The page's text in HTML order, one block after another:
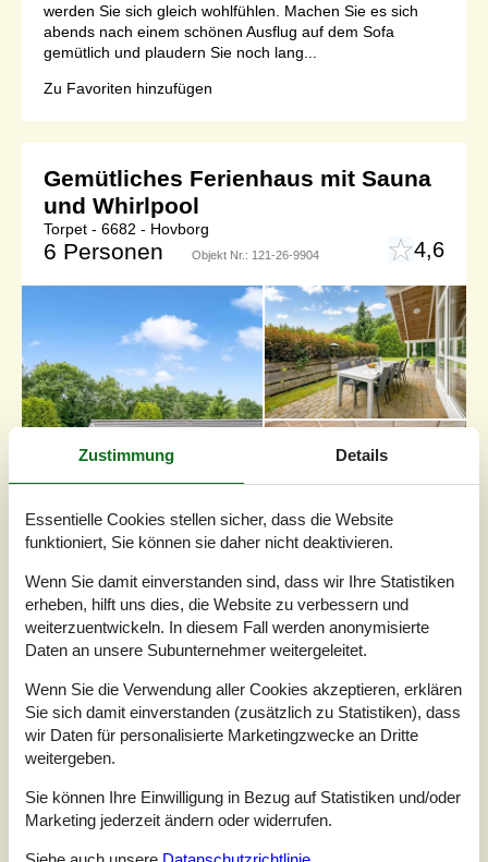
werden Sie sich gleich wohlfühlen. Machen Sie es sich
abends nach einem schönen Ausflug auf dem Sofa
gemütlich und plaudern Sie noch lang...
Zu Favoriten hinzufügen
Gemütliches Ferienhaus mit Sauna
und Whirlpool
Torpet - 6682 - Hovborg
6 Personen Objekt Nr.: 121-26-9904 4,6
3 Übernachtungen
Ab EUR 508,-
Inkl. Endreinigung
Schlafzimmer
3
Haustiere
Nicht erlaubt
Entfernung Wasser
40 km
Wohnfläche
Grundstück
Internet
Ja
Ferienhaus im naturschönen und familienfreundlichen
Zustimmung Details
Essentielle Cookies stellen sicher, dass die Website
funktioniert, Sie können sie daher nicht deaktivieren.
Wenn Sie damit einverstanden sind, dass wir Ihre Statistiken
erheben, hilft uns dies, die Website zu verbessern und
weiterzuentwickeln. In diesem Fall werden anonymisierte
Daten an unsere Subunternehmer weitergeleitet.
Wenn Sie die Verwendung aller Cookies akzeptieren, erklären
Sie sich damit einverstanden (zusätzlich zu Statistiken), dass
wir Daten für personalisierte Marketingzwecke an Dritte
weitergeben.
Sie können Ihre Einwilligung in Bezug auf Statistiken und/oder
Marketing jederzeit ändern oder widerrufen.